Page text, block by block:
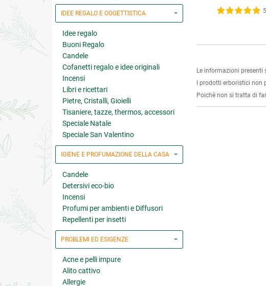
IDEE REGALO E OGGETTISTICA
Idee regalo
Buoni Regalo
Candele
Cofanetti regalo e idee originali
Incensi
Libri e ricettari
Pietre, Cristalli, Gioielli
Tisaniere, tazze, thermos, accessori
Speciale Natale
Speciale San Valentino
IGIENE E PROFUMAZIONE DELLA CASA
Candele
Detersivi eco-bio
Incensi
Profumi per ambienti e Diffusori
Repellenti per insetti
PROBLEMI ED ESIGENZE
Acne e pelli impure
Alito cattivo
Allergie
Le informazioni presenti
I prodotti erboristici
Poichè non si tratta di